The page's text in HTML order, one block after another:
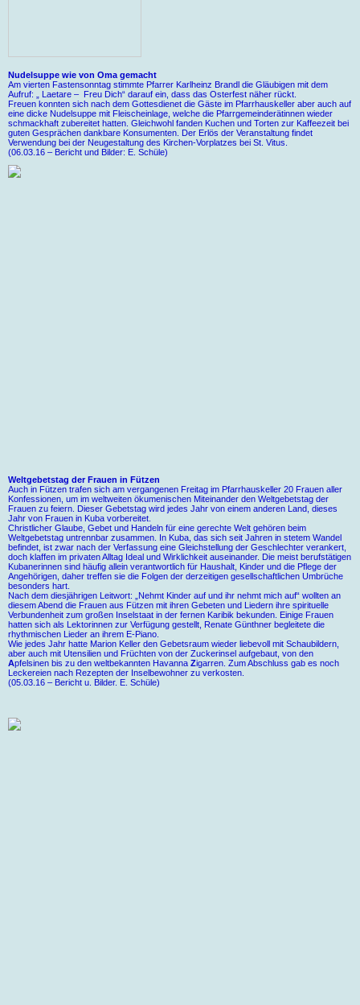
Nudelsuppe wie von Oma gemacht
Am vierten Fastensonntag stimmte Pfarrer Karlheinz Brandl die Gläubigen mit dem
Aufruf: „ Laetare – Freu Dich“ darauf ein, dass das Osterfest näher rückt.
Freuen konnten sich nach dem Gottesdienet die Gäste im Pfarrhauskeller aber auch auf
eine dicke Nudelsuppe mit Fleischeinlage, welche die Pfarrgemeinderätinnen wieder
schmackhaft zubereitet hatten. Gleichwohl fanden Kuchen und Torten zur Kaffeezeit bei
guten Gesprächen dankbare Konsumenten. Der Erlös der Veranstaltung findet
Verwendung bei der Neugestaltung des Kirchen-Vorplatzes bei St. Vitus.
(06.03.16 – Bericht und Bilder: E. Schüle)
Weltgebetstag der Frauen in Fützen
Auch in Fützen trafen sich am vergangenen Freitag im Pfarrhauskeller 20 Frauen aller
Konfessionen, um im weltweiten ökumenischen Miteinander den Weltgebetstag der
Frauen zu feiern. Dieser Gebetstag wird jedes Jahr von einem anderen Land, dieses
Jahr von Frauen in Kuba vorbereitet.
Christlicher Glaube, Gebet und Handeln für eine gerechte Welt gehören beim
Weltgebetstag untrennbar zusammen. In Kuba, das sich seit Jahren in stetem Wandel
befindet, ist zwar nach der Verfassung eine Gleichstellung der Geschlechter verankert,
doch klaffen im privaten Alltag Ideal und Wirklichkeit auseinander. Die meist berufstätigen
Kubanerinnen sind häufig allein verantwortlich für Haushalt, Kinder und die Pflege der
Angehörigen, daher treffen sie die Folgen der derzeitigen gesellschaftlichen Umbrüche
besonders hart.
Nach dem diesjährigen Leitwort: „Nehmt Kinder auf und ihr nehmt mich auf“ wollten an
diesem Abend die Frauen aus Fützen mit ihren Gebeten und Liedern ihre spirituelle
Verbundenheit zum großen Inselstaat in der fernen Karibik bekunden. Einige Frauen
hatten sich als Lektorinnen zur Verfügung gestellt, Renate Günthner begleitete die
rhythmischen Lieder an ihrem E-Piano.
Wie jedes Jahr hatte Marion Keller den Gebetsraum wieder liebevoll mit Schaubildern,
aber auch mit Utensilien und Früchten von der Zuckerinsel aufgebaut, von den
Apfelsinen bis zu den weltbekannten Havanna Zigarren. Zum Abschluss gab es noch
Leckereien nach Rezepten der Inselbewohner zu verkosten.
(05.03.16 – Bericht u. Bilder. E. Schüle)